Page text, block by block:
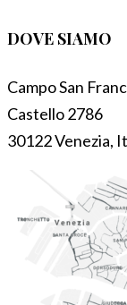
DOVE SIAMO
Campo San
Castello 2786
30122 Venezia,